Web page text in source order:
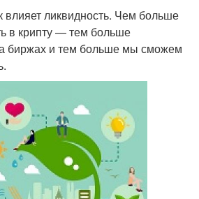
влияет ликвидность. Чем больше
в крипту — тем больше
биржах и тем больше мы сможем